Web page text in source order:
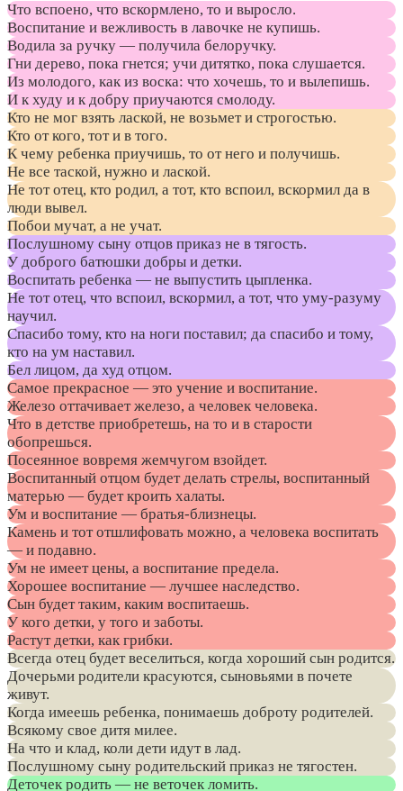
Что вспоено, что вскормлено, то и выросло.
Воспитание и вежливость в лавочке не купишь.
Водила за ручку — получила белоручку.
Гни дерево, пока гнется; учи дитятко, пока слушается.
Из молодого, как из воска: что хочешь, то и вылепишь.
И к худу и к добру приучаются смолоду.
Кто не мог взять лаской, не возьмет и строгостью.
Кто от кого, тот и в того.
К чему ребенка приучишь, то от него и получишь.
Не все таской, нужно и лаской.
Не тот отец, кто родил, а тот, кто вспоил, вскормил да в
люди вывел.
Побои мучат, а не учат.
Послушному сыну отцов приказ не в тягость.
У доброго батюшки добры и детки.
Воспитать ребенка — не выпустить цыпленка.
Не тот отец, что вспоил, вскормил, а тот, что уму-разуму
научил.
Спасибо тому, кто на ноги поставил; да спасибо и тому,
кто на ум наставил.
Бел лицом, да худ отцом.
Самое прекрасное — это учение и воспитание.
Железо оттачивает железо, а человек человека.
Что в детстве приобретешь, на то и в старости
обопрешься.
Посеянное вовремя жемчугом взойдет.
Воспитанный отцом будет делать стрелы, воспитанный
матерью — будет кроить халаты.
Ум и воспитание — братья-близнецы.
Камень и тот отшлифовать можно, а человека воспитать
— и подавно.
Ум не имеет цены, а воспитание предела.
Хорошее воспитание — лучшее наследство.
Сын будет таким, каким воспитаешь.
У кого детки, у того и заботы.
Растут детки, как грибки.
Всегда отец будет веселиться, когда хороший сын родится.
Дочерьми родители красуются, сыновьями в почете
живут.
Когда имеешь ребенка, понимаешь доброту родителей.
Всякому свое дитя милее.
На что и клад, коли дети идут в лад.
Послушному сыну родительский приказ не тягостен.
Деточек родить — не веточек ломить.